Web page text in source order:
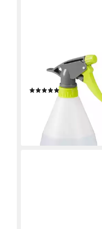
Sprühflasche 500 ml
(3er Set, 3-tlg., 3er
(10)
UVP29,99 €
lieferbar - in 2-3